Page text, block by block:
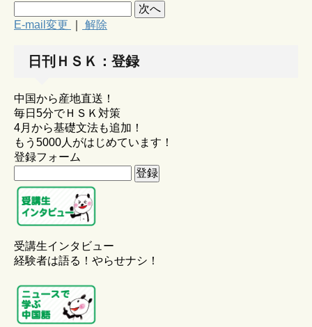
E-mail変更 解除
日刊ＨＳＫ：登録
中国から産地直送！
毎日5分でＨＳＫ対策
4月から基礎文法も追加！
もう5000人がはじめています！
登録フォーム
受講生インタビュー
経験者は語る！やらせナシ！